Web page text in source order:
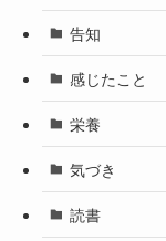
告知
感じたこと
栄養
気づき
読書